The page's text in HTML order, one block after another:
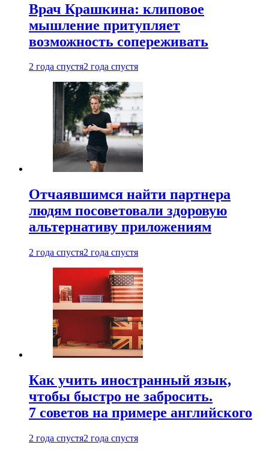
Врач Крашкина: клиповое
мышление притупляет
возможность сопереживать
2 года спустя2 года спустя
Отчаявшимся найти партнера
людям посоветовали здоровую
альтернативу приложениям
2 года спустя2 года спустя
Как учить иностранный язык,
чтобы быстро не забросить.
7 советов на примере английского
2 года спустя2 года спустя